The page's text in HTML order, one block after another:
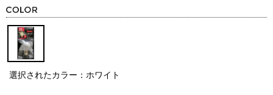
選択されたカラー：ホワイト